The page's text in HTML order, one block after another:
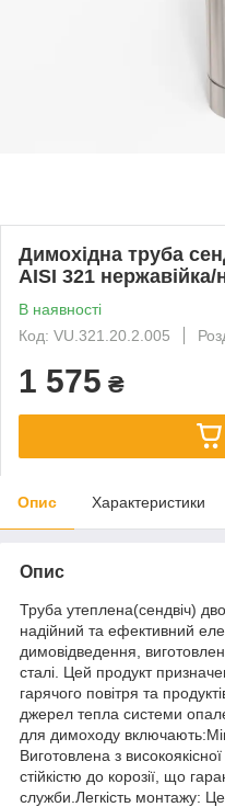
Димохідна труба
AISI 321 нержавійка/
В наявності
Код: VU.321.20.2.005
1 575 ₴
Опис Характеристики
Опис
Труба утеплена(сендвіч)
надійний та ефективний
димовідведення,
сталі. Цей продукт
гарячого повітря та
джерел тепла системи
для димоходу
Виготовлена з
стійкістю до корозії, що
служби.Легкість монтажу: